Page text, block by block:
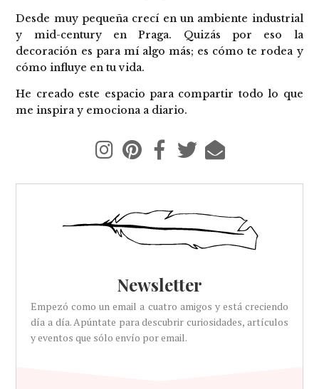
Desde muy pequeña crecí en un ambiente industrial
y mid-century en Praga. Quizás por eso la
decoración es para mí algo más; es cómo te rodea y
cómo influye en tu vida.
He creado este espacio para compartir todo lo que
me inspira y emociona a diario.
Newsletter
Empezó como un email a cuatro amigos y está creciendo
día a día. Apúntate para descubrir curiosidades, artículos
y eventos que sólo envío por email.